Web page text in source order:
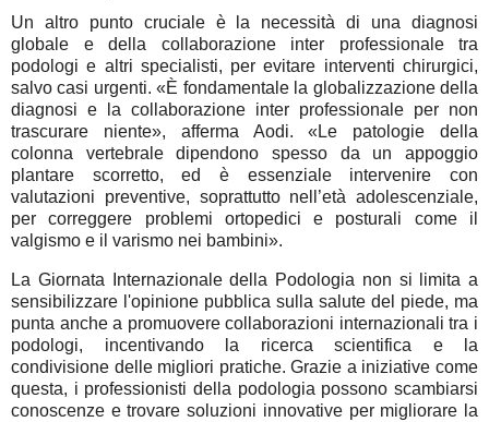
Un altro punto cruciale è la necessità di una diagnosi
globale e della collaborazione inter professionale tra
podologi e altri specialisti, per evitare interventi chirurgici,
salvo casi urgenti. «È fondamentale la globalizzazione della
diagnosi e la collaborazione inter professionale per non
trascurare niente», afferma Aodi. «Le patologie della
colonna vertebrale dipendono spesso da un appoggio
plantare scorretto, ed è essenziale intervenire con
valutazioni preventive, soprattutto nell’età adolescenziale,
per correggere problemi ortopedici e posturali come il
valgismo e il varismo nei bambini».
La Giornata Internazionale della Podologia non si limita a
sensibilizzare l'opinione pubblica sulla salute del piede, ma
punta anche a promuovere collaborazioni internazionali tra i
podologi, incentivando la ricerca scientifica e la
condivisione delle migliori pratiche. Grazie a iniziative come
questa, i professionisti della podologia possono scambiarsi
conoscenze e trovare soluzioni innovative per migliorare la